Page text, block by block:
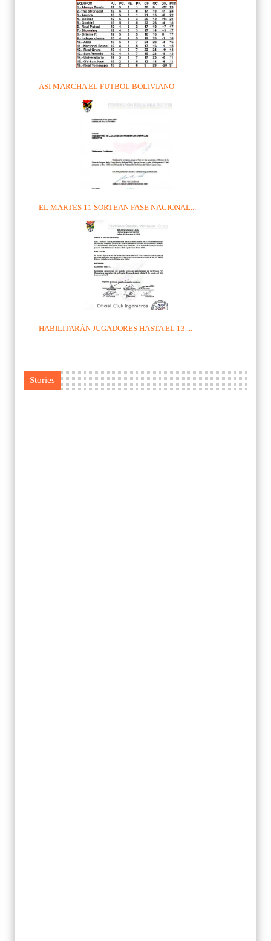
ASI MARCHA EL FUTBOL BOLIVIANO
EL MARTES 11 SORTEAN FASE NACIONAL...
HABILITARÁN JUGADORES HASTA EL 13 ...
Stories